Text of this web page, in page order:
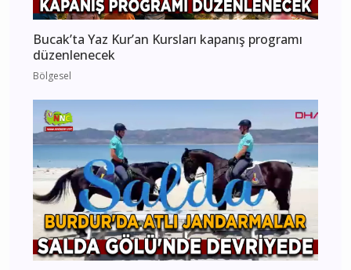
Bucak’ta Yaz Kur’an Kursları kapanış programı
düzenlenecek
Bölgesel